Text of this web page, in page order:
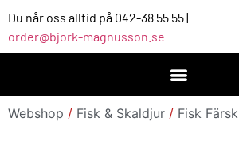
Du når oss alltid på 042-38 55 55 |
order@bjork-magnusson.se
Webshop / Fisk & Skaldjur / Fisk Färsk